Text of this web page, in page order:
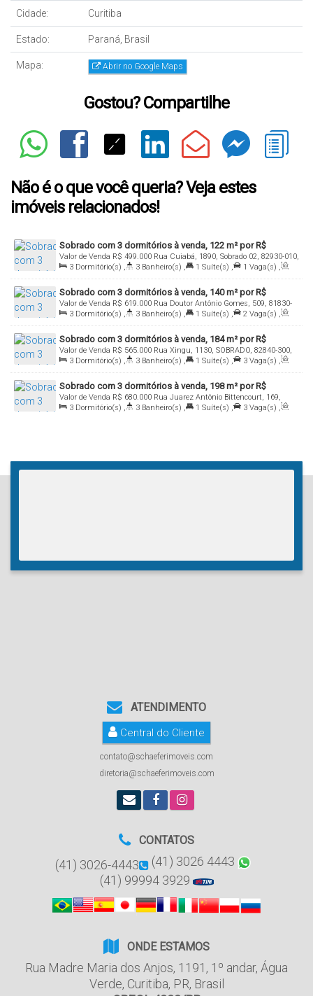
Cidade: Curitiba
Estado: Paraná, Brasil
Mapa: Abrir no Google Maps
Gostou? Compartilhe
Não é o que você queria? Veja estes
imóveis relacionados!
Sobrado com 3 dormitórios à venda, 122 m² por R$
499.000,00 - Cajuru - Curitiba/PR
R$ 499.000
Valor de Venda
Rua Cuiabá, 1890, Sobrado 02, 82930-010,
Cajuru, Curitiba, Paraná, Brasil
3 Dormitório(s) , 3 Banheiro(s) , 1 Suíte(s) , 1 Vaga(s) ,
Útil: 122.00m²
Sobrado com 3 dormitórios à venda, 140 m² por R$
619.000,00 - Xaxim - Curitiba/PR
R$ 619.000
Valor de Venda
Rua Doutor Antônio Gomes, 509, 81830-
210, Xaxim, Curitiba, Paraná, Brasil
3 Dormitório(s) , 3 Banheiro(s) , 1 Suíte(s) , 2 Vaga(s) ,
Útil: 140.00m²
Sobrado com 3 dormitórios à venda, 184 m² por R$
565.000,00 - Bairro Alto - Curitiba/PR
R$ 565.000
Valor de Venda
Rua Xingu, 1130, SOBRADO, 82840-300,
Bairro Alto, Curitiba, Paraná, Brasil
3 Dormitório(s) , 3 Banheiro(s) , 1 Suíte(s) , 3 Vaga(s) ,
Útil: 184.00m²
Sobrado com 3 dormitórios à venda, 198 m² por R$
680.000,00 - Atuba - Curitiba/PR
R$ 680.000
Valor de Venda
Rua Juarez Antônio Bittencourt, 169,
casa, 82860-540, Atuba, Curitiba, Paraná, Brasil
3 Dormitório(s) , 3 Banheiro(s) , 1 Suíte(s) , 3 Vaga(s) ,
ATENDIMENTO
Central do Cliente
contato@schaeferimoveis.com
diretoria@schaeferimoveis.com
CONTATOS
(41) 3026-4443
(41) 3026 4443
(41) 99994 3929
ONDE ESTAMOS
Rua Madre Maria dos Anjos, 1191 , 1º andar, Água
Verde, Curitiba, PR, Brasil